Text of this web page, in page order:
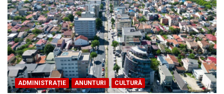
ADMINISTRAȚIE ANUNTURI CULTURĂ